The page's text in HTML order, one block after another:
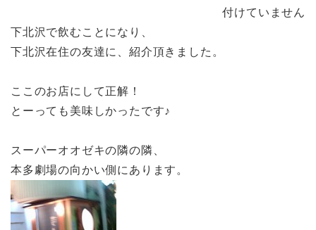
付けていません
下北沢で飲むことになり、
下北沢在住の友達に、紹介頂きました。
ここのお店にして正解！
とーっても美味しかったです♪
スーパーオオゼキの隣の隣、
本多劇場の向かい側にあります。